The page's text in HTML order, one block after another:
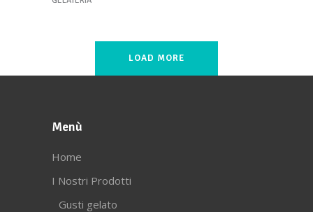
LOAD MORE
Menù
Home
I Nostri Prodotti
Gusti gelato